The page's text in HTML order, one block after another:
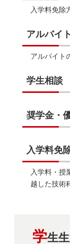
入学料免除
アルバイト
アルバイト
学生相談
奨学金・
入学料免
入学料・授
越した技術
学生